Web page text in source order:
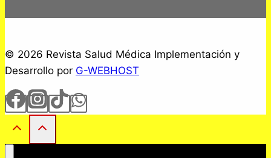
© 2026 Revista Salud Médica Implementación y
Desarrollo por G-WEBHOST